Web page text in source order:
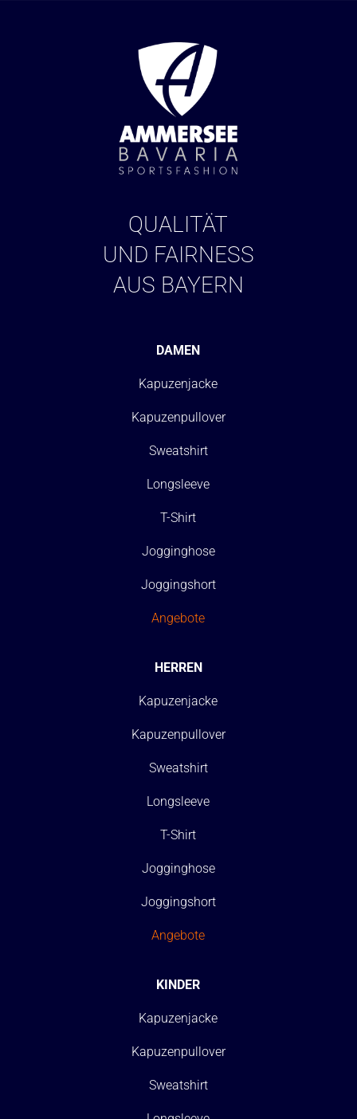
QUALITÄT
UND FAIRNESS
AUS BAYERN
DAMEN
Kapuzenjacke
Kapuzenpullover
Sweatshirt
Longsleeve
T-Shirt
Jogginghose
Joggingshort
Angebote
HERREN
Kapuzenjacke
Kapuzenpullover
Sweatshirt
Longsleeve
T-Shirt
Jogginghose
Joggingshort
Angebote
KINDER
Kapuzenjacke
Kapuzenpullover
Sweatshirt